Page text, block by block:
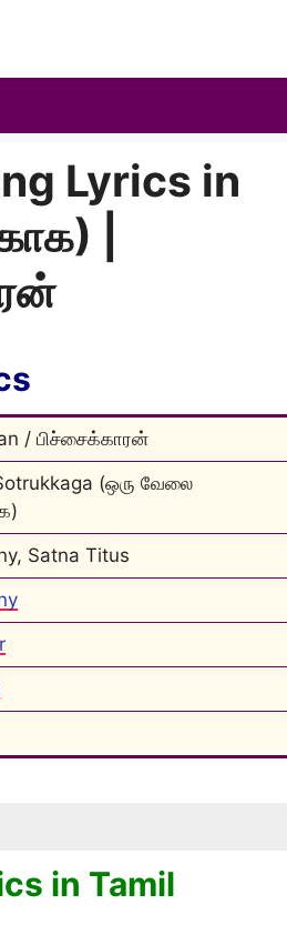
Lyrics in
|
/ பிச்சைக்காரன்
(ஒரு வேலை
Satna Titus
in Tamil